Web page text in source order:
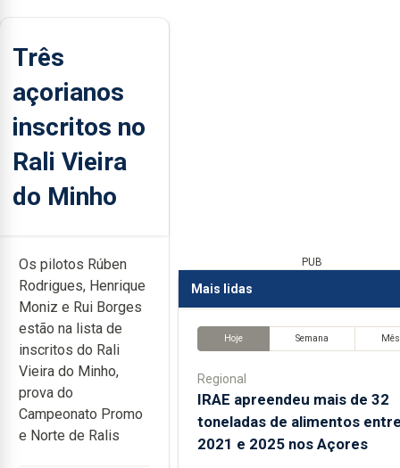
Três
açorianos
inscritos no
Rali Vieira
do Minho
Os pilotos Rúben
Rodrigues, Henrique
Moniz e Rui Borges
estão na lista de
inscritos do Rali
Vieira do Minho,
prova do
Campeonato Promo
e Norte de Ralis
PUB
Mais lidas
Hoje Semana Mês
Regional
IRAE apreendeu mais de 32
toneladas de alimentos
2021 e 2025 nos Açores